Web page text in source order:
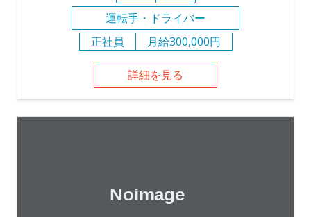
運転手・ドライバー
正社員
月給300,000円
詳細を見る